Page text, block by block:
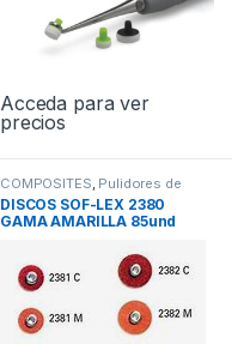
Acceda para ver
precios
COMPOSITES Pulidores de
Composites
DISCOS SOF-LEX 2380
GAMA AMARILLA 85und